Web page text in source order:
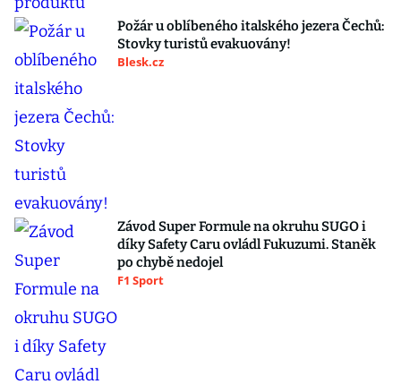
Požár u oblíbeného italského jezera Čechů:
Stovky turistů evakuovány!
Blesk.cz
Závod Super Formule na okruhu SUGO i
díky Safety Caru ovládl Fukuzumi. Staněk
po chybě nedojel
F1 Sport